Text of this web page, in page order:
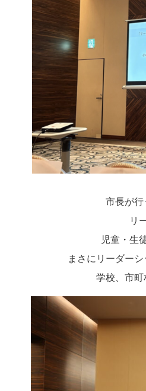
市長が行
リ
児童・生
まさにリーダー
学校、市町